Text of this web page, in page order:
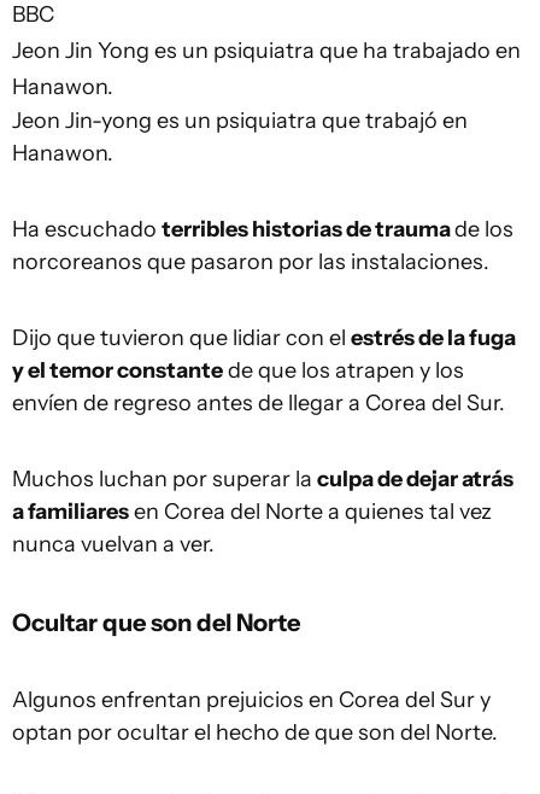
BBC
Jeon Jin Yong es un psiquiatra que ha trabajado en
Hanawon.
Jeon Jin-yong es un psiquiatra que trabajó en
Hanawon.
Ha escuchado terribles historias de traumade los
norcoreanos que pasaron por las instalaciones.
Dijo que tuvieron que lidiar con el estrés de la fuga
y el temor constantede que los atrapen y los
envíen de regreso antes de llegar a Corea del Sur.
Muchos luchan por superar la culpa de dejar atrás
a familiaresen Corea del Norte a quienes tal vez
nunca vuelvan a ver.
Ocultar que son del Norte
Algunos enfrentan prejuicios en Corea del Sur y
optan por ocultar el hecho de que son del Norte.